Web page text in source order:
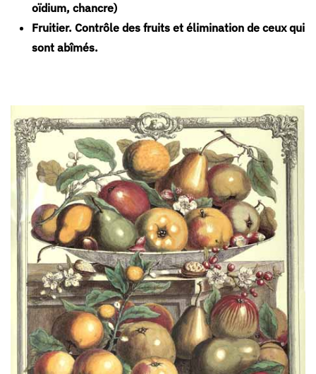
oïdium, chancre)
Fruitier. Contrôle des fruits et élimination de ceux qui
sont abîmés.